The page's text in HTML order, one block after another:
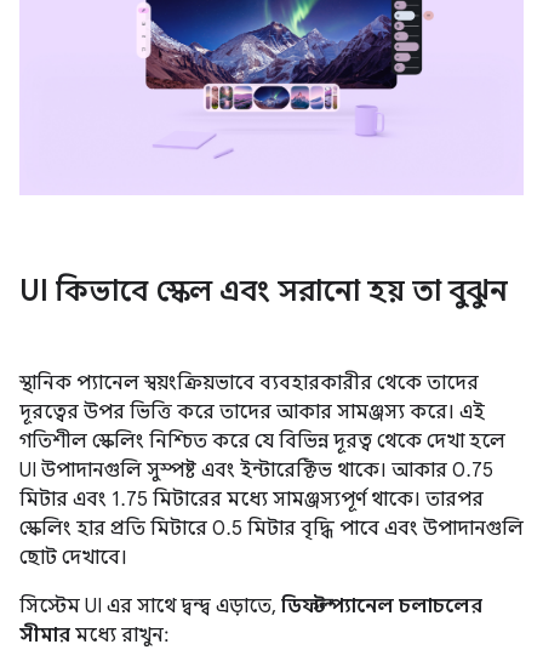
UI কিভাবে স্কেল এবং সরানো হয় তা বুঝুন
স্থানিক প্যানেল স্বয়ংক্রিয়ভাবে ব্যবহারকারীর থেকে তাদের
দূরত্বের উপর ভিত্তি করে তাদের আকার সামঞ্জস্য করে। এই
গতিশীল স্কেলিং নিশ্চিত করে যে বিভিন্ন দূরত্ব থেকে দেখা হলে
UI উপাদানগুলি সুস্পষ্ট এবং ইন্টারেক্টিভ থাকে। আকার 0.75
মিটার এবং 1.75 মিটারের মধ্যে সামঞ্জস্যপূর্ণ থাকে। তারপর
স্কেলিং হার প্রতি মিটারে 0.5 মিটার বৃদ্ধি পাবে এবং উপাদানগুলি
ছোট দেখাবে।
সিস্টেম UI এর সাথে দ্বন্দ্ব এড়াতে, ডিফল্ট প্যানেল চলাচলের
সীমার মধ্যে রাখুন: